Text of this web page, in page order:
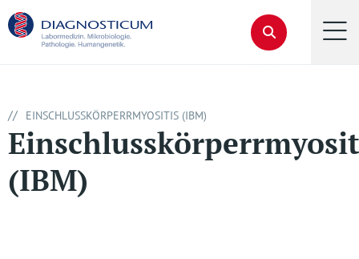
// EINSCHLUSSKÖRPERRMYOSITIS (IBM)
(IBM)